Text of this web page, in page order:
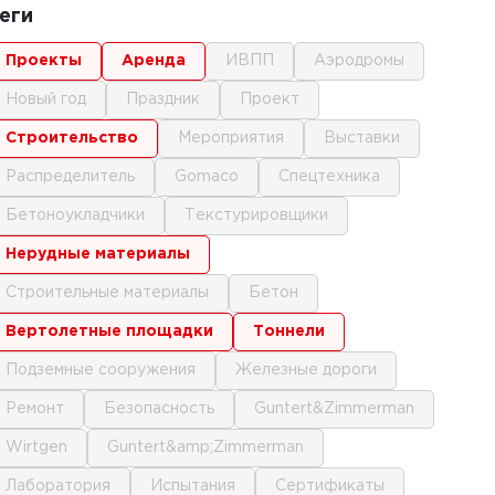
проекты аренда ИВПП аэродромы
новый год праздник проект
строительство мероприятия выставки
распределитель gomaco спецтехника
бетоноукладчики текстурировщики
нерудные материалы
строительные материалы бетон
вертолетные площадки тоннели
подземные сооружения железные дороги
ремонт безопасность Guntert&Zimmerman
Wirtgen Guntert&amp;Zimmerman
лаборатория испытания сертификаты